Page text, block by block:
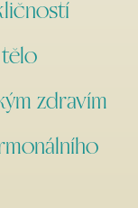
tělo
zdravím